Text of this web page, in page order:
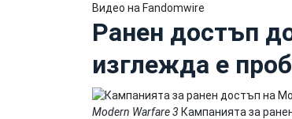
Видео на Fandomwire
Ранен достъп
изглежда е
Modern Warfare 3 Кампанията за